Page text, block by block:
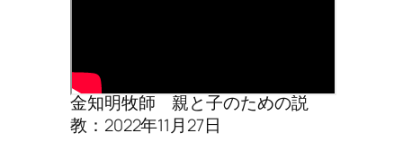
金知明牧師 親と子のための説
教：2022年11月27日